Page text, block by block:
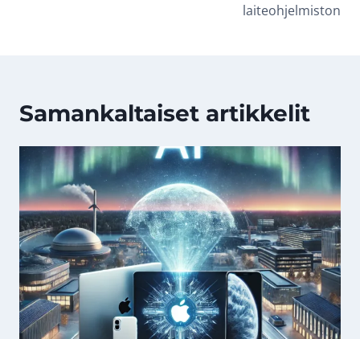
laiteohjelmiston
Samankaltaiset artikkelit